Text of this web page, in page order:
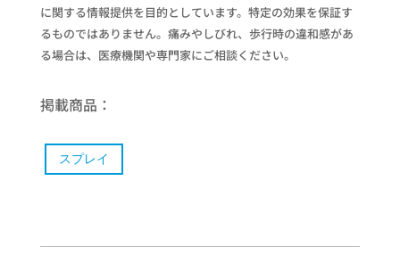
に関する情報提供を目的としています。特定の効果を保証す
るものではありません。痛みやしびれ、歩行時の違和感があ
る場合は、医療機関や専門家にご相談ください。
掲載商品：
スプレイ